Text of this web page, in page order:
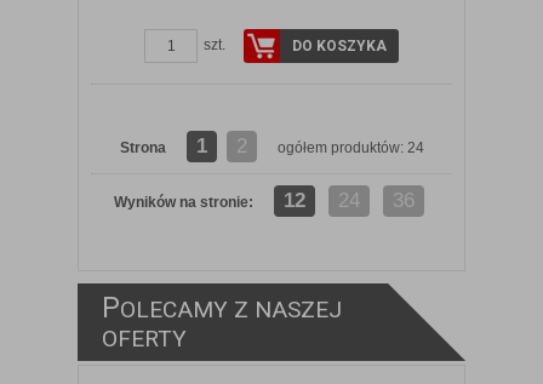
szt. DO KOSZYKA
Strona 1 2 ogółem produktów: 24
Wyników na stronie: 12 24 36
POLECAMY Z NASZEJ
OFERTY
ZOBACZ SZCZEGÓŁY